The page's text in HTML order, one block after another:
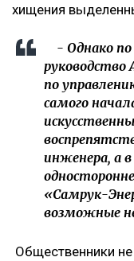
хищения
- Однако по
по
самого
инженера, а в
«Самрук-
возможные
Общественники